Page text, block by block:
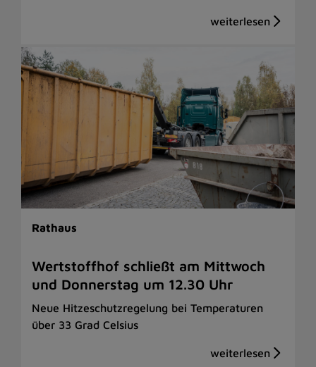
Rathaus
Wertstoffhof schließt am Mittwoch
und Donnerstag um 12.30 Uhr
Neue Hitzeschutzregelung bei Temperaturen
über 33 Grad Celsius